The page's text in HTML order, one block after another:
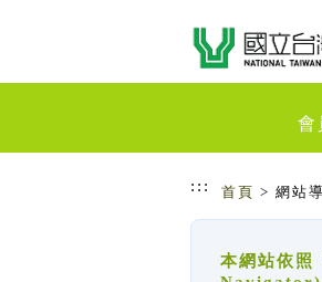
會
::: 首頁 > 網站
本網站依照